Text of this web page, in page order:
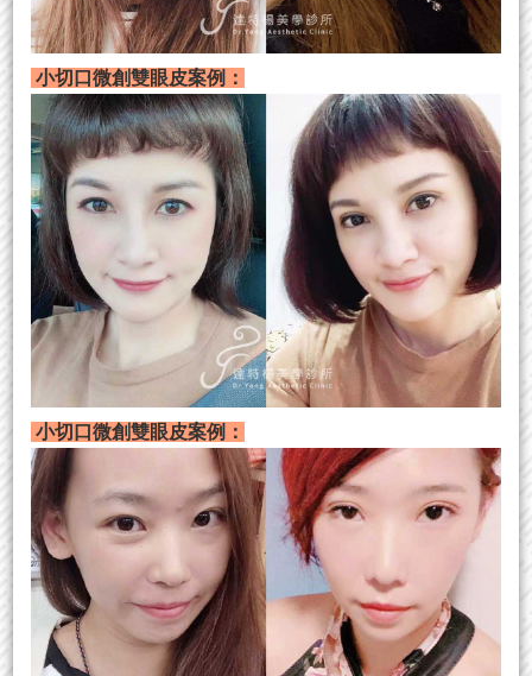
小切口微創雙眼皮案例：
小切口微創雙眼皮案例：